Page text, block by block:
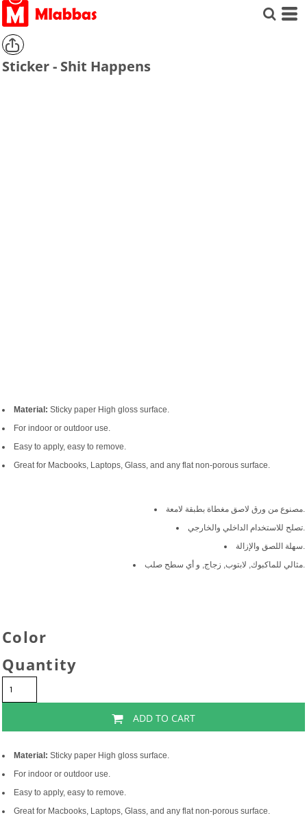
Sticker - Shit Happens
Material: Sticky paper High gloss surface.
For indoor or outdoor use.
Easy to apply, easy to remove.
Great for Macbooks, Laptops, Glass, and any flat non-porous surface.
مصنوع من ورق لاصق مغطاة بطبقة لامعة.
تصلح للاستخدام الداخلي والخارجي.
سهلة اللصق والإزالة.
مثالي للماكبوك, لابتوب, زجاج, و أي سطح صلب.
Color
Quantity
ADD TO CART
Material: Sticky paper High gloss surface.
For indoor or outdoor use.
Easy to apply, easy to remove.
Great for Macbooks, Laptops, Glass, and any flat non-porous surface.